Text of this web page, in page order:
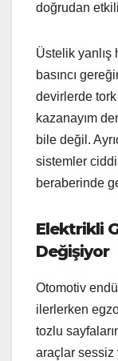
doğrudan
Üstelik yanlış
basıncı
devirlerde
kazanayım
bile değil.
sistemler
beraberinde
Elektrikli
Değişiyor
Otomotiv
ilerlerken
tozlu
araçlar sessiz